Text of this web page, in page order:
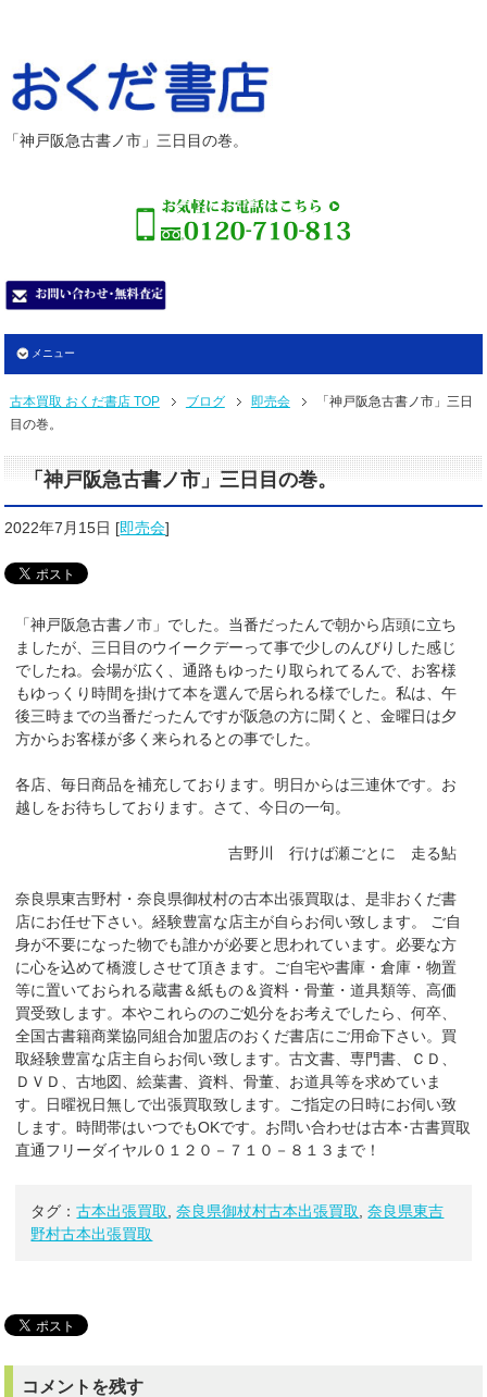
「神戸阪急古書ノ市」三日目の巻。
メニュー
古本買取 おくだ書店 TOP ブログ 即売会
「神戸阪急古書ノ市」三日
目の巻。
「神戸阪急古書ノ市」三日目の巻。
2022年7月15日 [即売会]
「神戸阪急古書ノ市」でした。当番だったんで朝から店頭に立ち
ましたが、三日目のウイークデーって事で少しのんびりした感じ
でしたね。会場が広く、通路もゆったり取られてるんで、お客様
もゆっくり時間を掛けて本を選んで居られる様でした。私は、午
後三時までの当番だったんですが阪急の方に聞くと、金曜日は夕
方からお客様が多く来られるとの事でした。
各店、毎日商品を補充しております。明日からは三連休です。お
越しをお待ちしております。さて、今日の一句。
吉野川 行けば瀬ごとに 走る鮎
奈良県東吉野村・奈良県御杖村の古本出張買取は、是非おくだ書
店にお任せ下さい。経験豊富な店主が自らお伺い致します。 ご自
身が不要になった物でも誰かが必要と思われています。必要な方
に心を込めて橋渡しさせて頂きます。ご自宅や書庫・倉庫・物置
等に置いておられる蔵書＆紙もの＆資料・骨董・道具類等、高価
買受致します。本やこれらののご処分をお考えでしたら、何卒、
全国古書籍商業協同組合加盟店のおくだ書店にご用命下さい。買
取経験豊富な店主自らお伺い致します。古文書、専門書、ＣＤ、
ＤＶＤ、古地図、絵葉書、資料、骨董、お道具等を求めていま
す。日曜祝日無しで出張買取致します。ご指定の日時にお伺い致
します。時間帯はいつでもOKです。お問い合わせは古本･古書買取
直通フリーダイヤル０１２０－７１０－８１３まで！
タグ：古本出張買取 ,奈良県御杖村古本出張買取 ,奈良県東吉
野村古本出張買取
コメントを残す